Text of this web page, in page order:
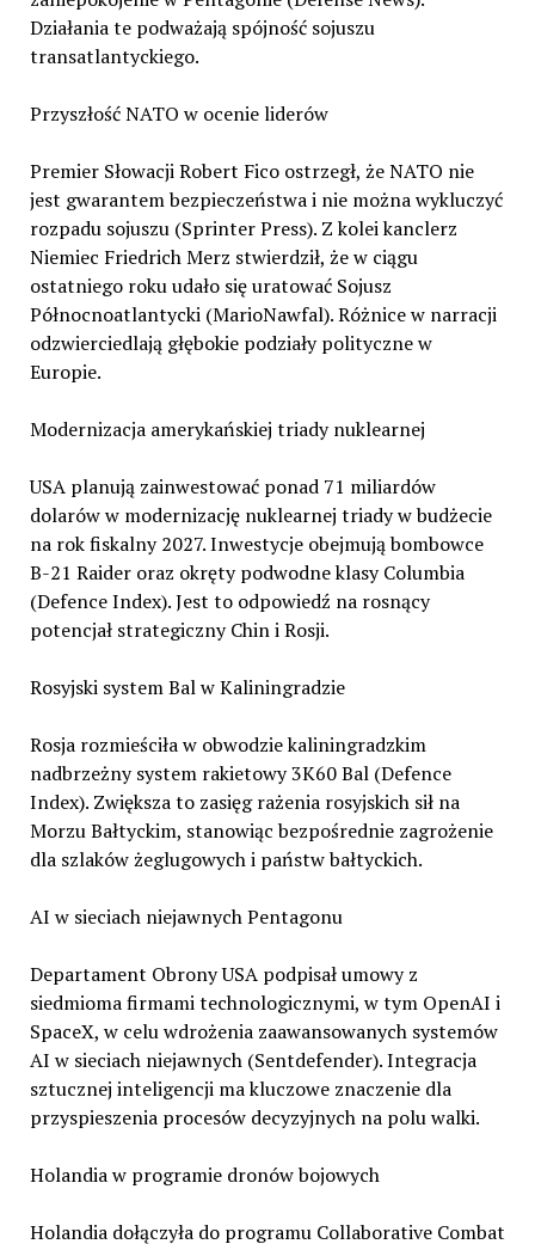
Działania te podważają spójność sojuszu
transatlantyckiego.
Przyszłość NATO w ocenie liderów
Premier Słowacji Robert Fico ostrzegł, że NATO nie
jest gwarantem bezpieczeństwa i nie można wykluczyć
rozpadu sojuszu (Sprinter Press). Z kolei kanclerz
Niemiec Friedrich Merz stwierdził, że w ciągu
ostatniego roku udało się uratować Sojusz
Północnoatlantycki (MarioNawfal). Różnice w narracji
odzwierciedlają głębokie podziały polityczne w
Europie.
Modernizacja amerykańskiej triady nuklearnej
USA planują zainwestować ponad 71 miliardów
dolarów w modernizację nuklearnej triady w budżecie
na rok fiskalny 2027. Inwestycje obejmują bombowce
B-21 Raider oraz okręty podwodne klasy Columbia
(Defence Index). Jest to odpowiedź na rosnący
potencjał strategiczny Chin i Rosji.
Rosyjski system Bal w Kaliningradzie
Rosja rozmieściła w obwodzie kaliningradzkim
nadbrzeżny system rakietowy 3K60 Bal (Defence
Index). Zwiększa to zasięg rażenia rosyjskich sił na
Morzu Bałtyckim, stanowiąc bezpośrednie zagrożenie
dla szlaków żeglugowych i państw bałtyckich.
AI w sieciach niejawnych Pentagonu
Departament Obrony USA podpisał umowy z
siedmioma firmami technologicznymi, w tym OpenAI i
SpaceX, w celu wdrożenia zaawansowanych systemów
AI w sieciach niejawnych (Sentdefender). Integracja
sztucznej inteligencji ma kluczowe znaczenie dla
przyspieszenia procesów decyzyjnych na polu walki.
Holandia w programie dronów bojowych
Holandia dołączyła do programu Collaborative Combat